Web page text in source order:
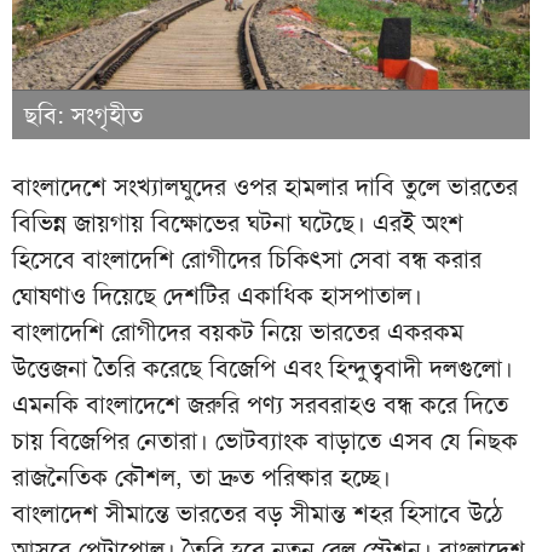
ছবি: সংগৃহীত
বাংলাদেশে সংখ্যালঘুদের ওপর হামলার দাবি তুলে ভারতের
বিভিন্ন জায়গায় বিক্ষোভের ঘটনা ঘটেছে। এরই অংশ
হিসেবে বাংলাদেশি রোগীদের চিকিৎসা সেবা বন্ধ করার
ঘোষণাও দিয়েছে দেশটির একাধিক হাসপাতাল।
বাংলাদেশি রোগীদের বয়কট নিয়ে ভারতের একরকম
উত্তেজনা তৈরি করেছে বিজেপি এবং হিন্দুত্ববাদী দলগুলো।
এমনকি বাংলাদেশে জরুরি পণ্য সরবরাহও বন্ধ করে দিতে
চায় বিজেপির নেতারা। ভোটব্যাংক বাড়াতে এসব যে নিছক
রাজনৈতিক কৌশল, তা দ্রুত পরিষ্কার হচ্ছে।
বাংলাদেশ সীমান্তে ভারতের বড় সীমান্ত শহর হিসাবে উঠে